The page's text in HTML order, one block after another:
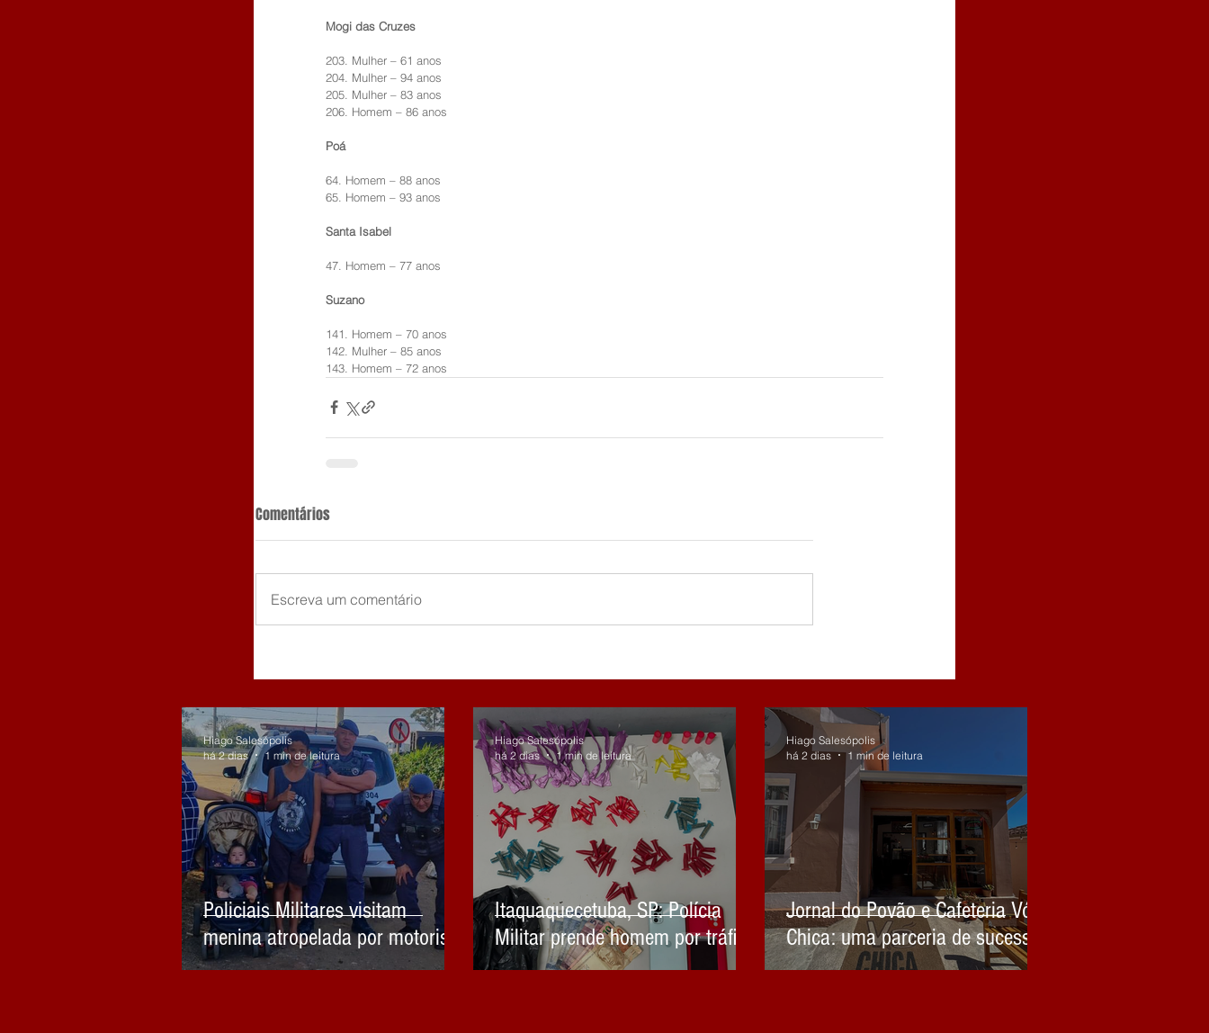
Mogi das Cruzes
203. Mulher – 61 anos
204. Mulher – 94 anos
205. Mulher – 83 anos
206. Homem – 86 anos
Poá
64. Homem – 88 anos
65. Homem – 93 anos
Santa Isabel
47. Homem – 77 anos
Suzano
141. Homem – 70 anos
142. Mulher – 85 anos
143. Homem – 72 anos
Comentários
Escreva um comentário
Policiais Militares visitam
menina atropelada por motorista
embriagado em Biritiba Mirim e
Hiago Salesópolis
há 2 dias
1 min de leitura
Itaquaquecetuba, SP: Polícia
Militar prende homem por tráfico
de drogas
Hiago Salesópolis
há 2 dias
1 min de leitura
Jornal do Povão e Cafeteria Vó
Chica: uma parceria de sucesso
Hiago Salesópolis
há 2 dias
1 min de leitura